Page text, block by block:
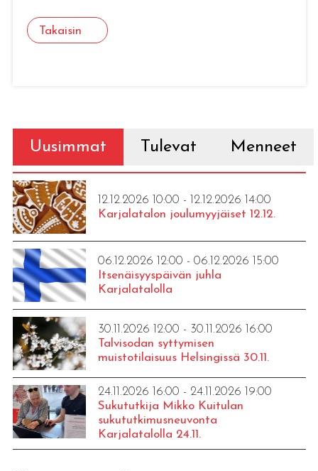
Takaisin
Uusimmat Tulevat Menneet
12.12.2026 10:00 - 12.12.2026 14:00
Karjalatalon joulumyyjäiset 12.12.
06.12.2026 12:00 - 06.12.2026 15:00
Itsenäisyyspäivän juhla
Karjalatalolla
30.11.2026 12:00 - 30.11.2026 16:00
Talvisodan syttymisen
muistotilaisuus Helsingissä 30.11.
24.11.2026 16:00 - 24.11.2026 19:00
Sukututkija Mikko Kuitulan
sukututkimusneuvonta
Karjalatalolla 24.11.